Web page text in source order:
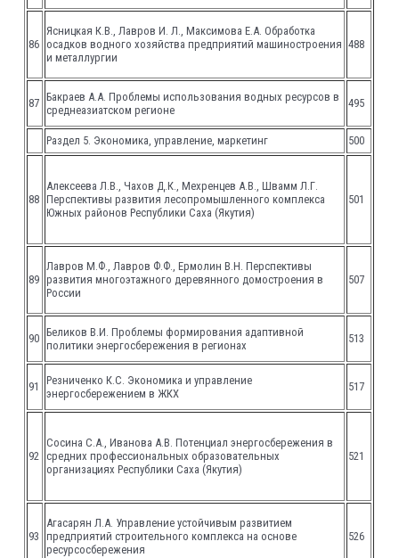
86
Ясницкая К.В., Лавров И. Л., Максимова Е.А. Обработка
осадков водного хозяйства предприятий машиностроения
и металлургии
488
87 Бакраев А.А. Проблемы использования водных ресурсов в
среднеазиатском регионе
495
Раздел 5. Экономика, управление, маркетинг 500
88
Алексеева Л.В., Чахов Д.К., Мехренцев А.В., Швамм Л.Г.
Перспективы развития лесопромышленного комплекса
Южных районов Республики Саха (Якутия)
501
89
Лавров М.Ф., Лавров Ф.Ф., Ермолин В.Н. Перспективы
развития многоэтажного деревянного домостроения в
России
507
90 Беликов В.И. Проблемы формирования адаптивной
политики энергосбережения в регионах
513
91
Резниченко К.С. Экономика и управление
энергосбережением в ЖКХ
517
92
Сосина С.А., Иванова А.В. Потенциал энергосбережения в
средних профессиональных образовательных
организациях Республики Саха (Якутия)
521
93
Агасарян Л.А. Управление устойчивым развитием
предприятий строительного комплекса на основе
ресурсосбережения
526